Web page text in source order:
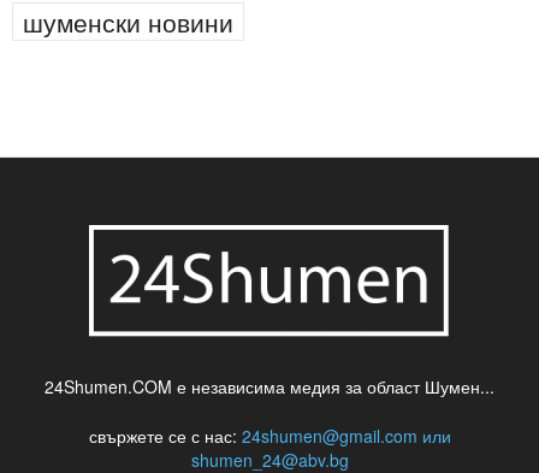
шуменски новини
24Shumen.COM е независима медия за област Шумен...
свържете се с нас: 24shumen@gmail.com или
shumen_24@abv.bg